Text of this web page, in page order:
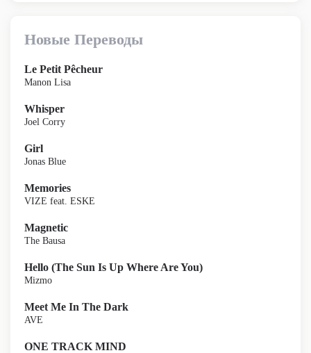
Новые Переводы
Le Petit Pêcheur
Manon Lisa
Whisper
Joel Corry
Girl
Jonas Blue
Memories
VIZE feat. ESKE
Magnetic
The Bausa
Hello (The Sun Is Up Where Are You)
Mizmo
Meet Me In The Dark
AVE
ONE TRACK MIND